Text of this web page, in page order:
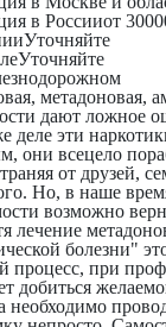
в Россииот
Уточняйте
Уточняйте
метадоновая,
дают ложное
деле эти
они всецело
от друзей,
Но, в наше
возможно
лечение
болезни"
процесс, при
добиться
необходимо